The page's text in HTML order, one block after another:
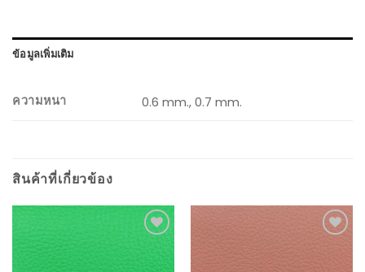
ข้อมูลเพิ่มเติม
ความหนา 0.6 mm., 0.7 mm.
สินค้าที่เกี่ยวข้อง